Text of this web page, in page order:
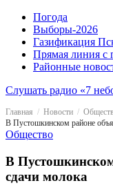
Погода
Выборы-2026
Газификация
Прямая линия с
Районные
Слушать радио «7
Главная Новости
В Пустошкинском районе
Общество
В
сдачи молока